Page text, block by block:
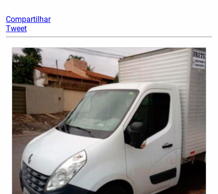
Compartilhar
Tweet